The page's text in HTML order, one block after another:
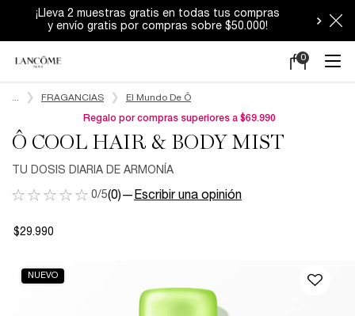
Durante estos días los despachos podrían
tener demoras.
Mi
0
0 producto
FRAGANCIAS El Mundo De Ô
Regalo por compras superiores a $69.990
Ô COOL HAIR & BODY MIST
​TU DOSIS DIARIA DE ARMONÍA​
0/5(0)— Escribir una opinión
$29.990
NUEVO